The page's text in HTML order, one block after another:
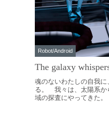
Robot/Android
The galaxy
魂のないわたしの自我に
る。 我々は、太陽系か
域の探査にやってきた